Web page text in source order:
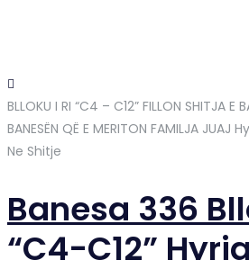
BLLOKU I RI “C4 – C12” FILLON SHITJA E
BANESËN QË E MERITON FAMILJA JUAJ
Ne Shitje
Banesa 336
“C4-C12”